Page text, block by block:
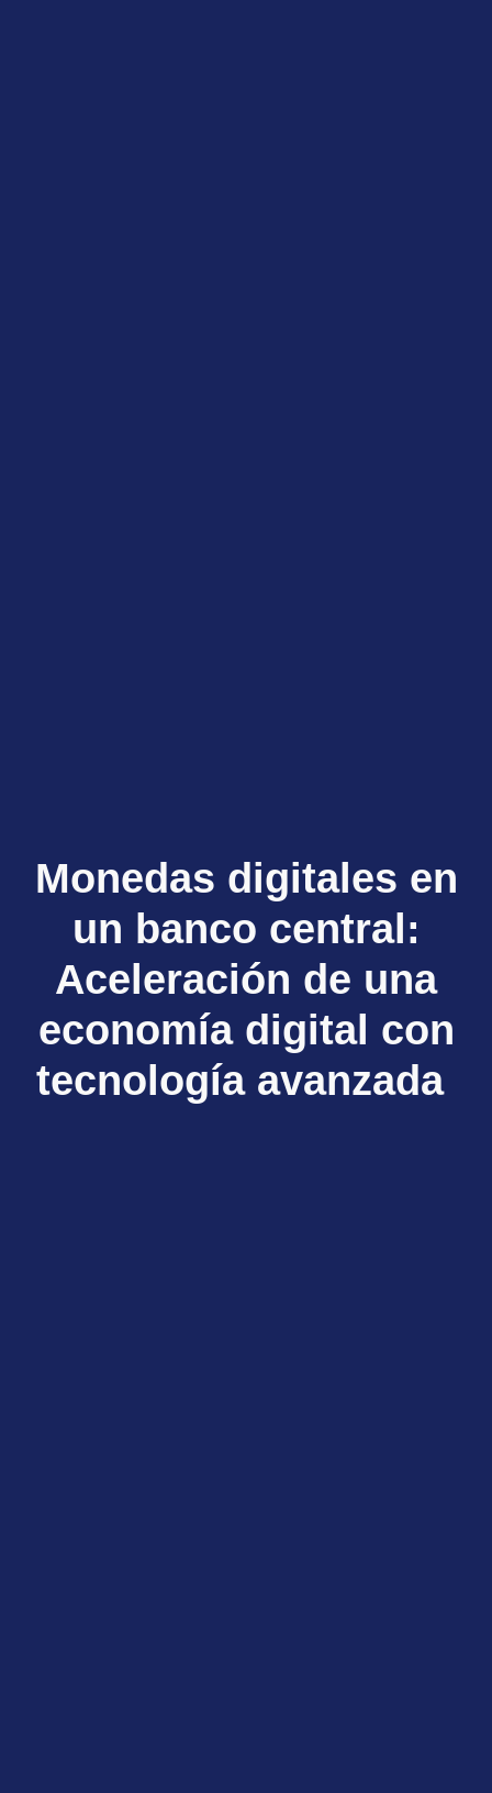
Monedas digitales en
un banco central:
Aceleración de una
economía digital con
tecnología avanzada